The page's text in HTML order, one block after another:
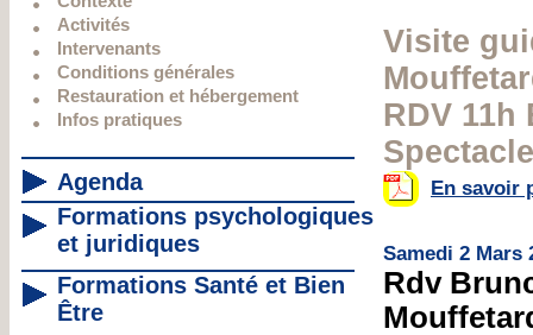
Activités
Intervenants
Conditions générales
Restauration et hébergement
Infos pratiques
Agenda
Formations psychologiques
et juridiques
Formations Santé et Bien
Être
Visite
RDV
En savoir
Samedi 2
Rdv